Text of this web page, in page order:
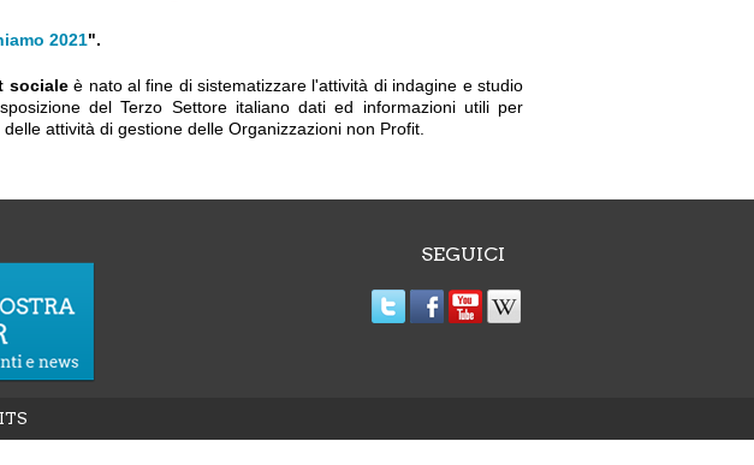
2021".
socialeè nato al fine di sistematizzare l'attività di indagine e studio
del Terzo Settore italiano dati ed informazioni utili per
attività di gestione delle Organizzazioni non Profit.
SEGUICI